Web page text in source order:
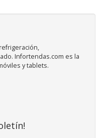
Infortendas.com es la
y tablets.